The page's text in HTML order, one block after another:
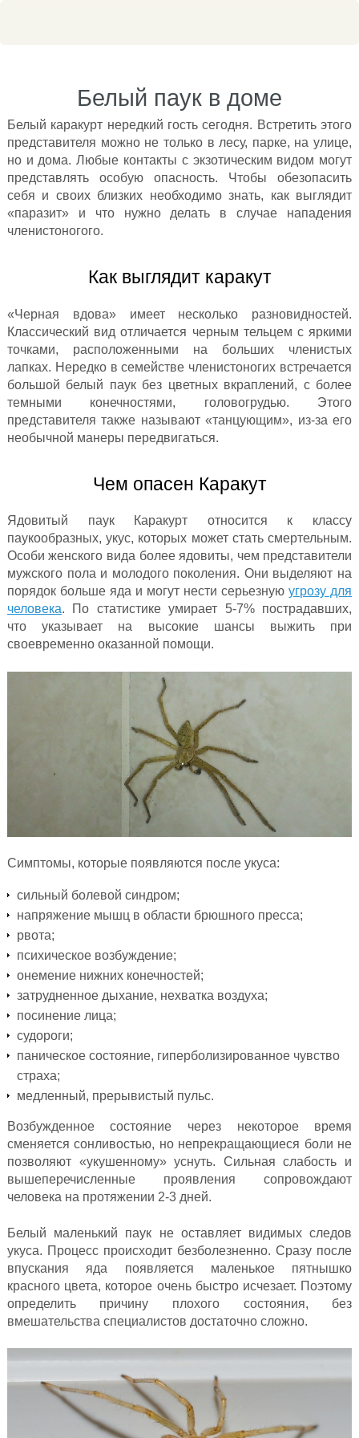
Белый паук в доме
Белый каракурт нередкий гость сегодня. Встретить этого
представителя можно не только в лесу, парке, на улице,
но и дома. Любые контакты с экзотическим видом могут
представлять особую опасность. Чтобы обезопасить
себя и своих близких необходимо знать, как выглядит
«паразит» и что нужно делать в случае нападения
членистоногого.
Как выглядит каракут
«Черная вдова» имеет несколько разновидностей.
Классический вид отличается черным тельцем с яркими
точками, расположенными на больших членистых
лапках. Нередко в семействе членистоногих встречается
большой белый паук без цветных вкраплений, с более
темными конечностями, головогрудью. Этого
представителя также называют «танцующим», из-за его
необычной манеры передвигаться.
Чем опасен Каракут
Ядовитый паук Каракурт относится к классу
паукообразных, укус, которых может стать смертельным.
Особи женского вида более ядовиты, чем представители
мужского пола и молодого поколения. Они выделяют на
порядок больше яда и могут нести серьезнуюугрозу для
человека. По статистике умирает 5-7% пострадавших,
что указывает на высокие шансы выжить при
своевременно оказанной помощи.
Симптомы, которые появляются после укуса:
сильный болевой синдром;
напряжение мышц в области брюшного пресса;
рвота;
психическое возбуждение;
онемение нижних конечностей;
затрудненное дыхание, нехватка воздуха;
посинение лица;
судороги;
паническое состояние, гиперболизированное чувство
страха;
медленный, прерывистый пульс.
Возбужденное состояние через некоторое время
сменяется сонливостью, но непрекращающиеся боли не
позволяют «укушенному» уснуть. Сильная слабость и
вышеперечисленные проявления сопровождают
человека на протяжении 2-3 дней.
Белый маленький паук не оставляет видимых следов
укуса. Процесс происходит безболезненно. Сразу после
впускания яда появляется маленькое пятнышко
красного цвета, которое очень быстро исчезает. Поэтому
определить причину плохого состояния, без
вмешательства специалистов достаточно сложно.